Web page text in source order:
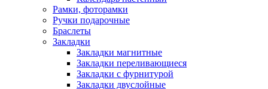
Рамки, фоторамки
Ручки подарочные
Браслеты
Закладки
Закладки магнитные
Закладки переливающиеся
Закладки с фурнитурой
Закладки двуслойные